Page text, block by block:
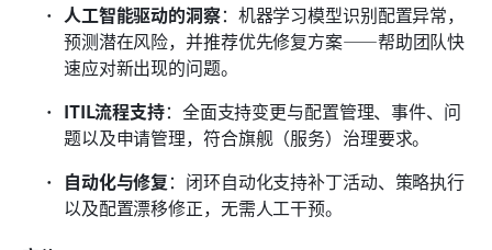
人工智能驱动的洞察：机器学习模型识别配置异常，
预测潜在风险，并推荐优先修复方案——帮助团队快
速应对新出现的问题。
ITIL流程支持：全面支持变更与配置管理、事件、问
题以及申请管理，符合旗舰（服务）治理要求。
自动化与修复：闭环自动化支持补丁活动、策略执行
以及配置漂移修正，无需人工干预。